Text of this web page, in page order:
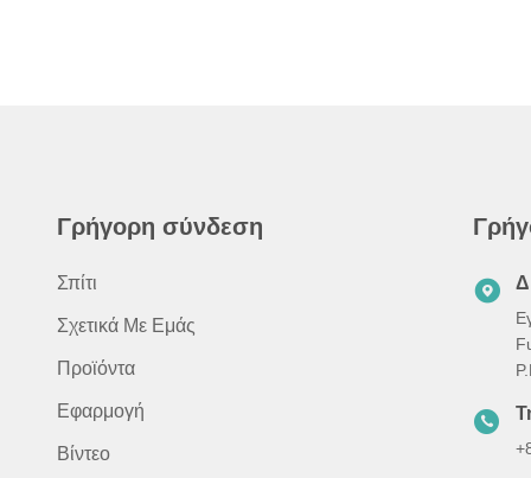
Γρήγορη σύνδεση
Σπίτι
Σχετικά Με Εμάς
Προϊόντα
Εφαρμογή
Βίντεο